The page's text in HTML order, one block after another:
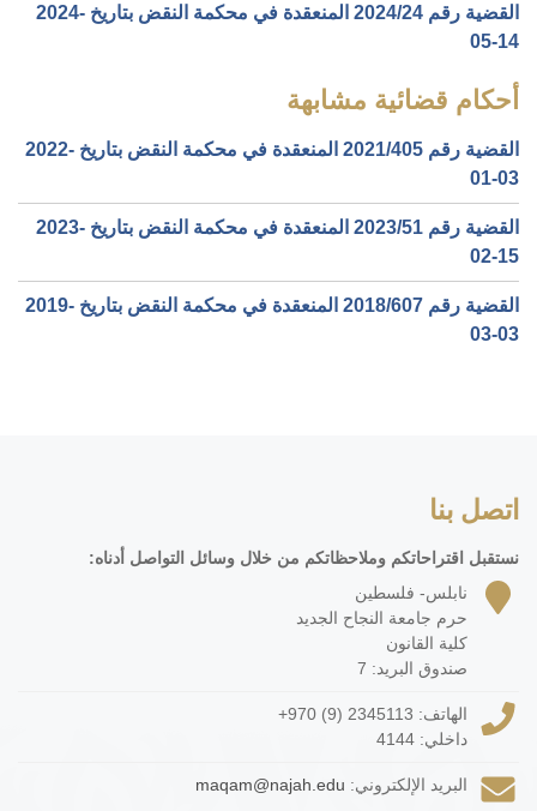
القضية رقم ‎24‏/‎2024‏ المنعقدة في محكمة النقض بتاريخ ‎2024-
05-14‏
أحكام قضائية مشابهة
القضية رقم ‎405‏/‎2021‏ المنعقدة في محكمة النقض بتاريخ ‎2022-
01-03‏
القضية رقم ‎51‏/‎2023‏ المنعقدة في محكمة النقض بتاريخ ‎2023-
02-15‏
القضية رقم ‎607‏/‎2018‏ المنعقدة في محكمة النقض بتاريخ ‎2019-
03-03‏
اتصل بنا
نستقبل اقتراحاتكم وملاحظاتكم من خلال وسائل التواصل أدناه:
نابلس- فلسطين
حرم جامعة النجاح الجديد
كلية القانون
صندوق البريد: 7
الهاتف: +970 (9) 2345113
داخلي: 4144
البريد الإلكتروني: maqam@najah.edu